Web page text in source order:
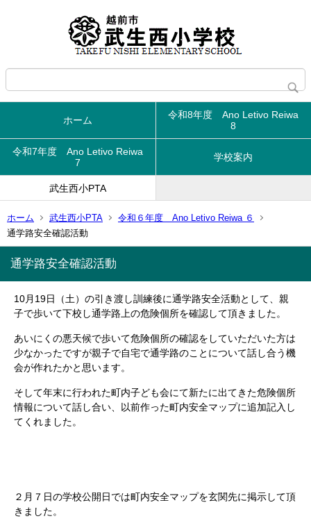
ホーム
令和8年度 Ano Letivo Reiwa
8
令和7年度 Ano Letivo Reiwa
7
学校案内
武生西小PTA
ホーム 武生西小PTA
令和６年度 Ano Letivo Reiwa ６
通学路安全確認活動
通学路安全確認活動
10月19日（土）の引き渡し訓練後に通学路安全活動として、親
子で歩いて下校し通学路上の危険個所を確認して頂きました。
あいにくの悪天候で歩いて危険個所の確認をしていただいた方は
少なかったですが親子で自宅で通学路のことについて話し合う機
会が作れたかと思います。
そして年末に行われた町内子ども会にて新たに出てきた危険個所
情報について話し合い、以前作った町内安全マップに追加記入し
てくれました。
２月７日の学校公開日では町内安全マップを玄関先に掲示して頂
きました。